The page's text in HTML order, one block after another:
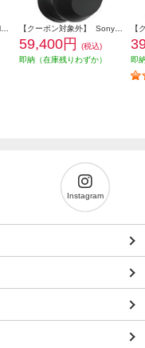
59,400円
(税込)
即納（在庫残りわずか）
即
Instagram